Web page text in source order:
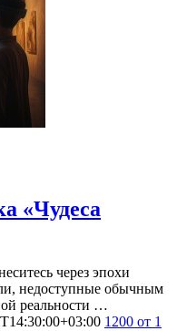
«Чудеса
через эпохи
недоступные обычным
реальности …
1200 от 1